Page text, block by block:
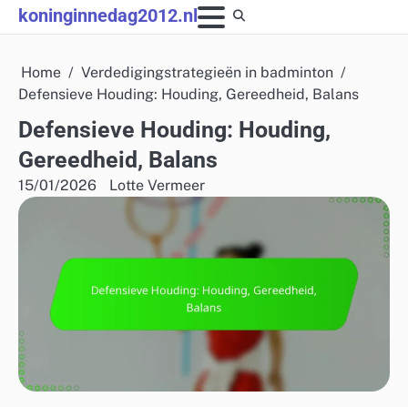
Skip
to
koninginnedag2012.nl
Home
Verdedigingstrategieën in badminton
Defensieve Houding: Houding, Gereedheid, Balans
Defensieve Houding: Houding,
Gereedheid, Balans
15/01/2026 Lotte Vermeer